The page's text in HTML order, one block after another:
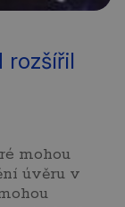
rozšířil
mohou
úvěru v